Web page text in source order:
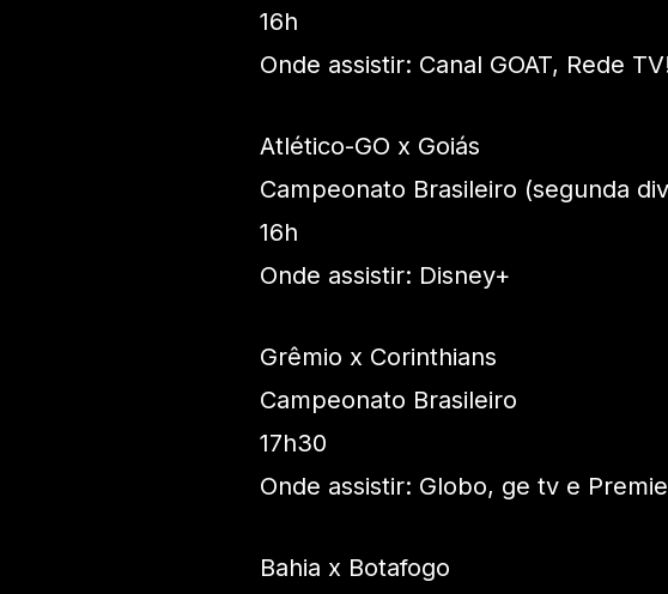
16h
Onde assistir: Canal GOAT, Rede
Atlético-GO x Goiás
Campeonato Brasileiro (segunda
16h
Onde assistir: Disney+
Grêmio x Corinthians
Campeonato Brasileiro
17h30
Onde assistir: Globo, ge tv e
Bahia x Botafogo